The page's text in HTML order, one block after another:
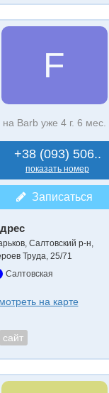
F
на Barb уже 4 г. 6 мес.
+38 (093) 506..
показать номер
Записаться
Салтовский р-н,
Труда, 25/71
Салтовская
на карте
сайт